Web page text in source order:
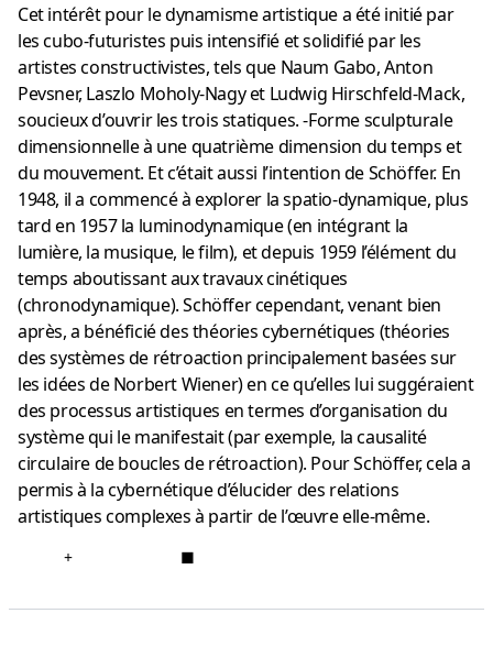
Cet intérêt pour le dynamisme artistique a été initié par
les cubo-futuristes puis intensifié et solidifié par les
artistes constructivistes, tels que Naum Gabo, Anton
Pevsner, Laszlo Moholy-Nagy et Ludwig Hirschfeld-Mack,
soucieux d’ouvrir les trois statiques. -Forme sculpturale
dimensionnelle à une quatrième dimension du temps et
du mouvement. Et c’était aussi l’intention de Schöffer. En
1948, il a commencé à explorer la spatio-dynamique, plus
tard en 1957 la luminodynamique (en intégrant la
lumière, la musique, le film), et depuis 1959 l’élément du
temps aboutissant aux travaux cinétiques
(chronodynamique). Schöffer cependant, venant bien
après, a bénéficié des théories cybernétiques (théories
des systèmes de rétroaction principalement basées sur
les idées de Norbert Wiener) en ce qu’elles lui suggéraient
des processus artistiques en termes d’organisation du
système qui le manifestait (par exemple, la causalité
circulaire de boucles de rétroaction). Pour Schöffer, cela a
permis à la cybernétique d’élucider des relations
artistiques complexes à partir de l’œuvre elle-même.
+ ■